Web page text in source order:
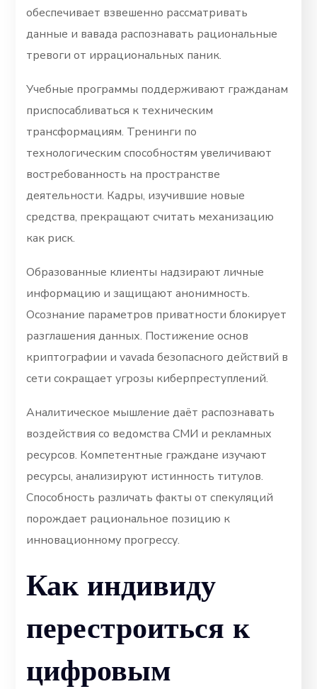
обеспечивает взвешенно рассматривать
данные и вавада распознавать рациональные
тревоги от иррациональных паник.
Учебные программы поддерживают гражданам
приспосабливаться к техническим
трансформациям. Тренинги по
технологическим способностям увеличивают
востребованность на пространстве
деятельности. Кадры, изучившие новые
средства, прекращают считать механизацию
как риск.
Образованные клиенты надзирают личные
информацию и защищают анонимность.
Осознание параметров приватности блокирует
разглашения данных. Постижение основ
криптографии и vavada безопасного действий в
сети сокращает угрозы киберпреступлений.
Аналитическое мышление даёт распознавать
воздействия со ведомства СМИ и рекламных
ресурсов. Компетентные граждане изучают
ресурсы, анализируют истинность титулов.
Способность различать факты от спекуляций
порождает рациональное позицию к
инновационному прогрессу.
Как индивиду
перестроиться к
цифровым